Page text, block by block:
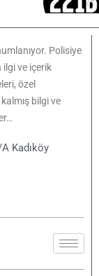
Polisiye
ilgi ve içerik
özel
bilgi ve
Kadıköy